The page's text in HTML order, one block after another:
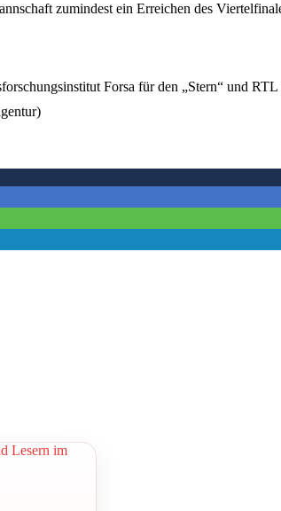
zumindest ein Erreichen des
Forsa für den „Stern“ und